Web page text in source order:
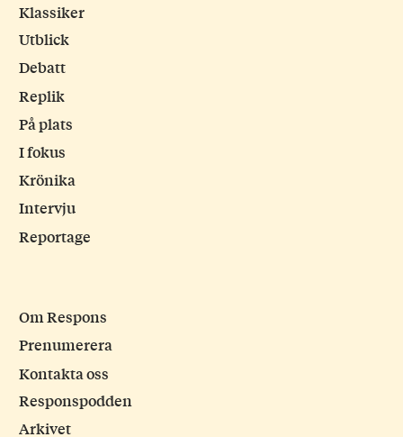
Klassiker
Utblick
Debatt
Replik
På plats
I fokus
Krönika
Intervju
Reportage
Om Respons
Prenumerera
Kontakta oss
Responspodden
Arkivet